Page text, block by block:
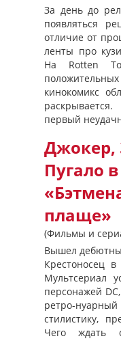
За день до
появляться
отличие от
ленты про
На Rotten
кинокомикс
первый
Джокер,
Пугало
плаще»
(Фильмы и
Вышел
Крестоносец
Мультсериал
персонажей
ретро-нуарный
стилистику,
Чего ждать